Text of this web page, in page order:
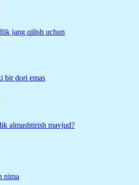
jang qilish uchun
bir dori emas
almashtirish mavjud?
nima